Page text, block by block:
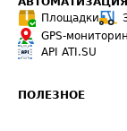
Площадки
GPS-
API ATI.SU
ПОЛЕЗНОЕ